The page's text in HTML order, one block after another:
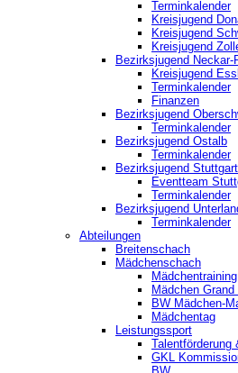
Terminkalender
Kreisjugend
Kreisjugend
Kreisjugend
Bezirksjugend Neckar-
Kreisjugend
Terminkalender
Finanzen
Bezirksjugend
Terminkalender
Bezirksjugend Ostalb
Terminkalender
Bezirksjugend Stuttgart
‎Eventteam
Terminkalender
Bezirksjugend
Terminkalender
Abteilungen
Breitenschach
Mädchenschach
Mädchentraining
Mädchen Grand
BW Mädchen-
Mädchentag
Leistungssport
Talentförderung
GKL